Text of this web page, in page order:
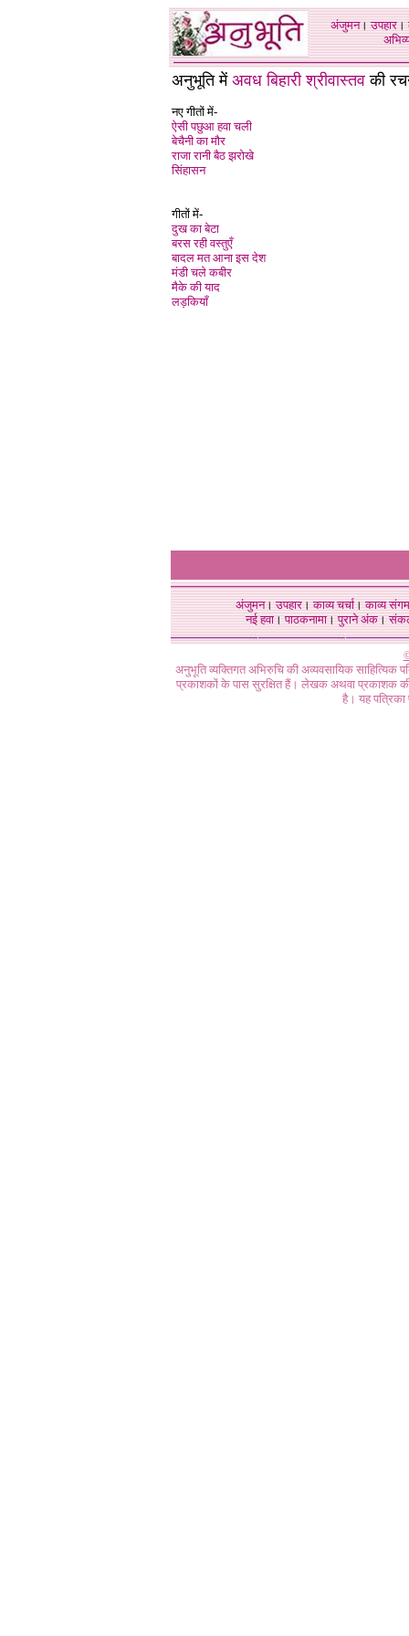
अंजुमन।उपहार।
अनुभूति में अवध बिहारी श्रीवास्तव की
नए गीतों में-
ऐसी पछुआ हवा चली
बेचैनी का मौर
राजा रानी बैठ झरोखे
सिंहासन
गीतों में-
दुख का बेटा
बरस रही वस्तुएँ
बादल मत आना इस देश
मंडी चले कबीर
मैके की याद
लड़कियाँ
अंजुमन।उपहार।काव्य चर्चा।काव्य संगम
नई हवा। पाठकनामा। पुराने अंक।
अनुभूति व्यक्तिगत अभिरुचि की अव्यवसायिक
प्रकाशकों के पास सुरक्षित हैं। लेखक अथवा प्रकाशक की
है। यह पत्रिका